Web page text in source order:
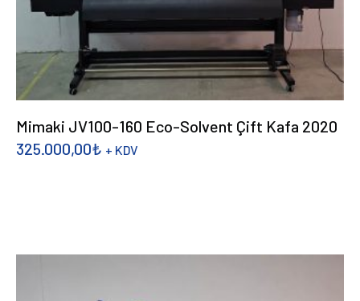
Mimaki JV100-160 Eco-Solvent Çift Kafa 2020
325.000,00₺ + KDV